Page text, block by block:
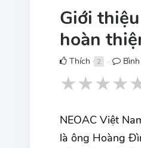
Giới
hoàn
Thích 2 ● Bình
★★★★
NEOAC Việt
là ông Hoàng